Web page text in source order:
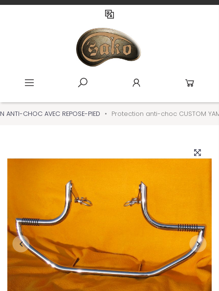
ANTI-CHOC AVEC REPOSE-PIED Protection anti-choc CUSTOM